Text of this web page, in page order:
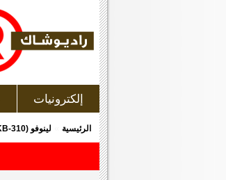
إلكترونيات
الرئيسية لينوفو (310-15IKB) لاب توب مقاس 15.6 بوصة و ذو لون أسود